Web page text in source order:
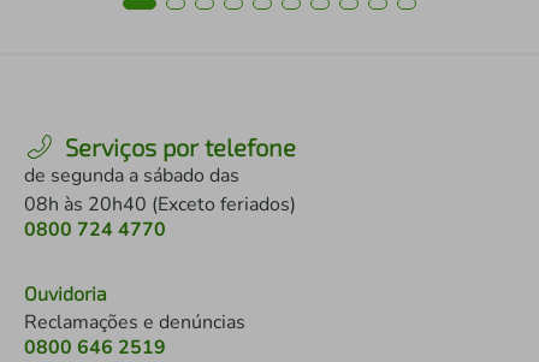
Serviços por telefone
de segunda a sábado das
08h às 20h40 (Exceto feriados)
0800 724 4770
Ouvidoria
Reclamações e denúncias
0800 646 2519